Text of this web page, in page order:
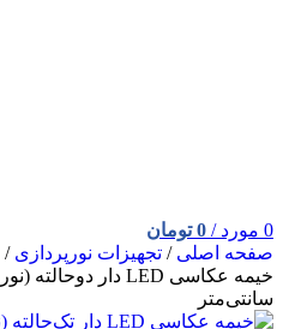
0 مورد /
0 تومان
صفحه اصلی / تجهیزات نورپردازی /
سانتی‌متر